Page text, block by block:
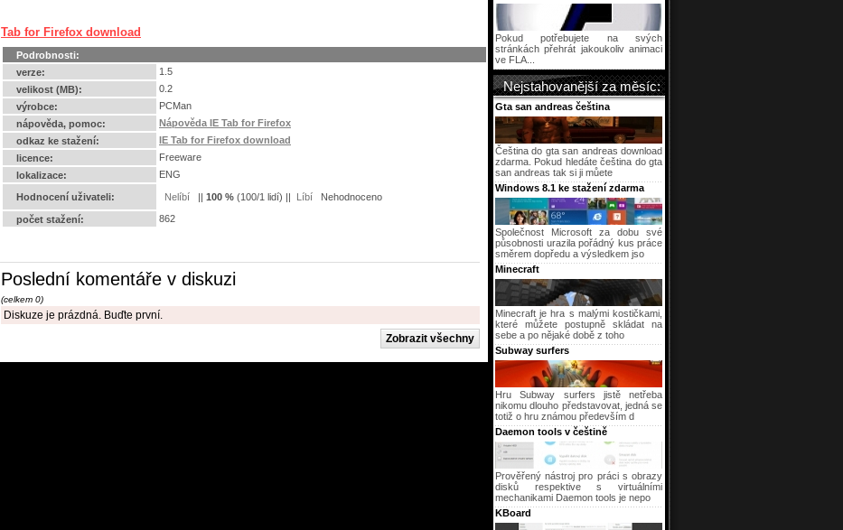
Tab for Firefox download
Podrobnosti:
verze:
1.5
velikost (MB):
0.2
výrobce:
PCMan
nápověda, pomoc:
Nápověda IE Tab for Firefox
odkaz ke stažení:
IE Tab for Firefox download
licence:
Freeware
lokalizace:
ENG
Hodnocení uživateli: || 100 % (100/1 lidí) || Nehodnoceno
počet stažení: 862
Poslední komentáře v diskuzi
(celkem 0)
Diskuze je prázdná. Buďte první.
Pokud potřebujete na svých
stránkách přehrát jakoukoliv animaci
ve FLA...
Nejstahovanější za měsíc:
Gta san andreas čeština
Čeština do gta san andreas download
zdarma. Pokud hledáte čeština do gta
san andreas tak si ji můete
Windows 8.1 ke stažení zdarma
Společnost Microsoft za dobu své
působnosti urazila pořádný kus práce
směrem dopředu a výsledkem jso
Minecraft
Minecraft je hra s malými kostičkami,
které můžete postupně skládat na
sebe a po nějaké době z toho
Subway surfers
Hru Subway surfers jistě netřeba
nikomu dlouho představovat, jedná se
totiž o hru známou především d
Daemon tools v češtině
Prověřený nástroj pro práci s obrazy
disků respektive s virtuálními
mechanikami Daemon tools je nepo
KBoard